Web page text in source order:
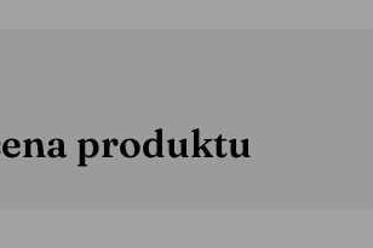
Uniwersalne
produktu